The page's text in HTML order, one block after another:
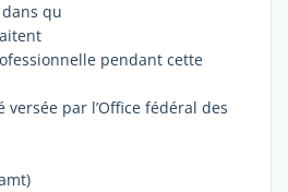
qu
pendant cette
par l’Office fédéral des